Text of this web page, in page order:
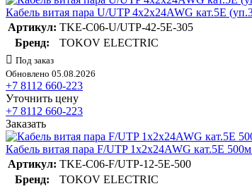
Кабель витая пара U/UTP 4х2х24AWG кат.5E
Артикул: TKE-C06-U/UTP-42-5E-305
Бренд:
TOKOV ELECTRIC
Под заказ
Обновлено 05.08.2026
+7 8112 660-223
Уточнить цену
+7 8112 660-223
Заказать
Кабель витая пара F/UTP 1х2х24AWG кат.5E
Артикул: TKE-C06-F/UTP-12-5E-500
Бренд:
TOKOV ELECTRIC